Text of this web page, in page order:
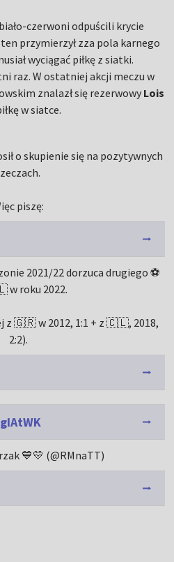
czerwoni odpuścili krycie
ten przymierzył zza pola karnego
wyciągać piłkę z siatki.
raz. W ostatniej akcji meczu w
znalazł się rezerwowy Lois
w siatce.
o skupienie się na pozytywnych
piszę:
2021/22 dorzuca drugiego ⚽️
roku 2022.
z 🇬🇷 w 2012, 1:1 + z 🇨🇱, 2018,
2:2).
💙💛 (@RMnaTT)